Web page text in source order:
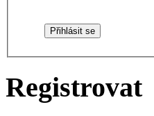
Registrovat